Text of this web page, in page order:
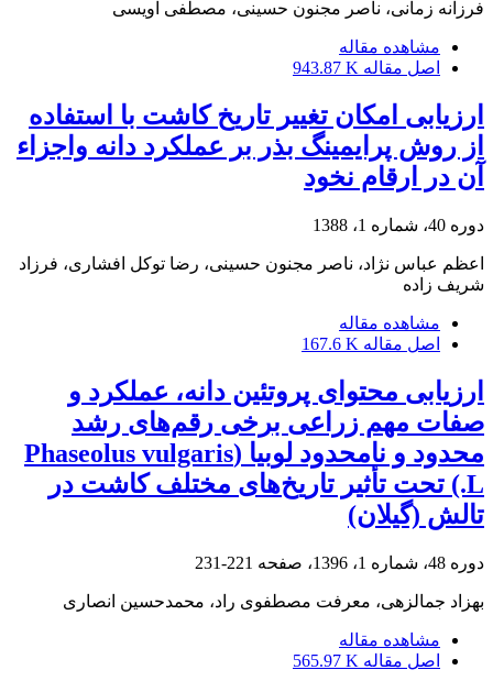
فرزانه زمانی، ناصر مجنون حسینی، مصطفی اویسی
مشاهده مقاله
اصل مقاله 943.87 K
ارزیابی امکان تغییر تاریخ کاشت با استفاده
از روش پرایمینگ بذر بر عملکرد دانه واجزاء
آن در ارقام نخود
دوره 40، شماره 1، 1388
اعظم عباس نژاد، ناصر مجنون حسینی، رضا توکل افشاری، فرزاد
شریف زاده
مشاهده مقاله
اصل مقاله 167.6 K
ارزیابی محتوای پروتئین دانه، عملکرد و
صفات مهم زراعی برخی رقم‌های رشد
محدود و نامحدود لوبیا (Phaseolus vulgaris
L.) تحت تأثیر تاریخ‌های مختلف کاشت در
تالش (گیلان)
دوره 48، شماره 1، 1396، صفحه 221-231
بهزاد جمالزهی، معرفت مصطفوی راد، محمدحسین انصاری
مشاهده مقاله
اصل مقاله 565.97 K